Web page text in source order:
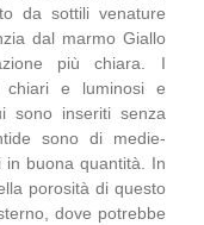
da sottili venature
dal marmo Giallo
più chiara. I
chiari e luminosi e
sono inseriti senza
sono di medie-
in buona quantità. In
porosità di questo
dove potrebbe